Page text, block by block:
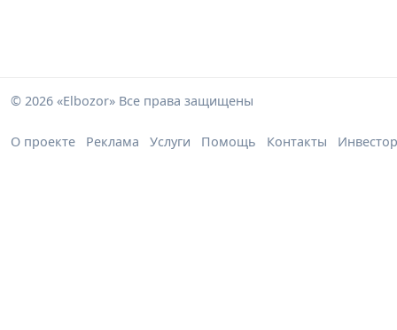
© 2026 «Elbozor» Все права защищены
О проекте Реклама Услуги Помощь Контакты